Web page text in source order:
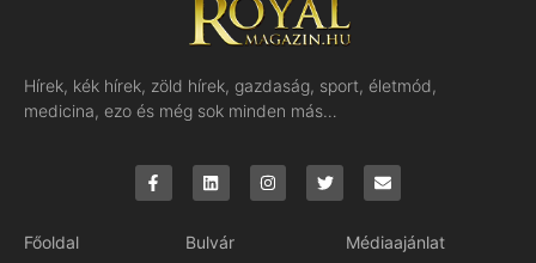
Hírek, kék hírek, zöld hírek, gazdaság, sport, életmód,
medicina, ezo és még sok minden más…
Főoldal Bulvár Médiaajánlat